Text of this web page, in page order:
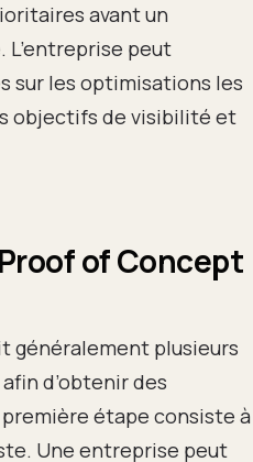
avant un
L’entreprise peut
sur les optimisations les
objectifs de visibilité et
of Concept
généralement plusieurs
d’obtenir des
étape consiste à
Une entreprise peut